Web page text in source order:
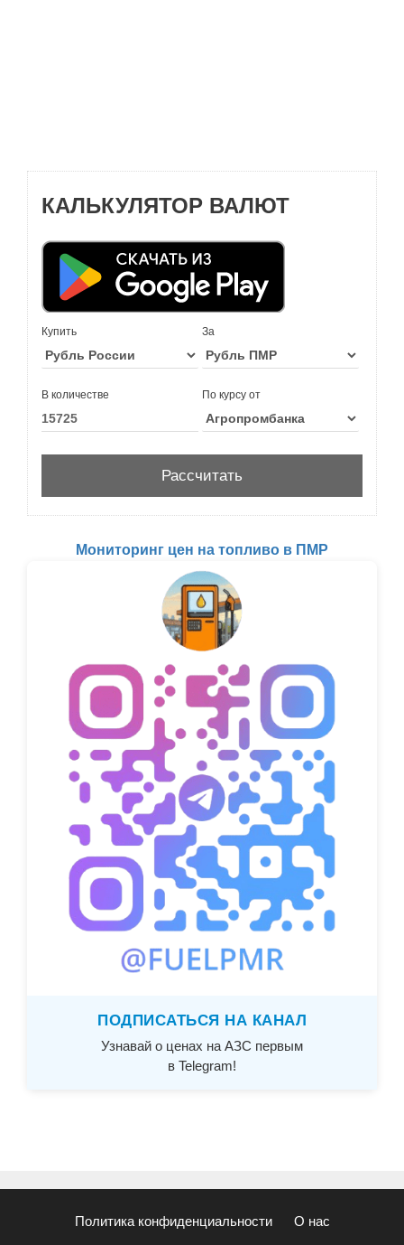
КАЛЬКУЛЯТОР ВАЛЮТ
Купить За
В количестве По курсу от
Мониторинг цен на топливо в ПМР
ПОДПИСАТЬСЯ НА КАНАЛ
Узнавай о ценах на АЗС первым
в Telegram!
Политика конфиденциальности О нас